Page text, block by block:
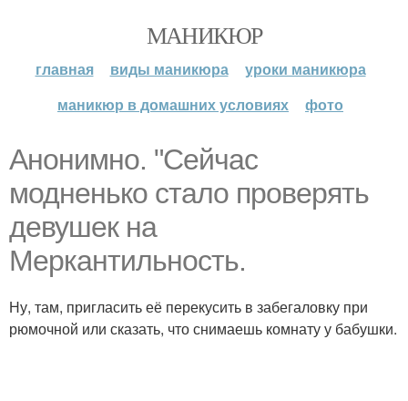
МАНИКЮР
главная виды маникюра
уроки маникюра
маникюр в домашних условиях
фото
Анонимно. "Сейчас
модненько стало проверять
девушек на
Меркантильность.
Ну, там, пригласить её перекусить в забегаловку при
рюмочной или сказать, что снимаешь комнату у бабушки.